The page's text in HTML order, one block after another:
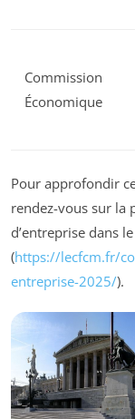
Commission
Économique
Pour approfondir
rendez-vous sur la
d’entreprise dans
(https://lecfcm.fr/
entreprise-2025/).